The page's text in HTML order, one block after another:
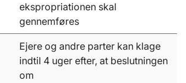
ekspropriationen skal
gennemføres
Ejere og andre parter kan klage
indtil 4 uger efter, at beslutningen
om